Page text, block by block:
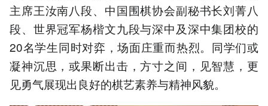
主席王汝南八段、中国围棋协会副秘书长刘菁八
段、世界冠军杨楷文九段与深中及深中集团校的
20名学生同时对弈，场面庄重而热烈。同学们或
凝神沉思，或果断出击，方寸之间，见智慧，更
见勇气展现出良好的棋艺素养与精神风貌。